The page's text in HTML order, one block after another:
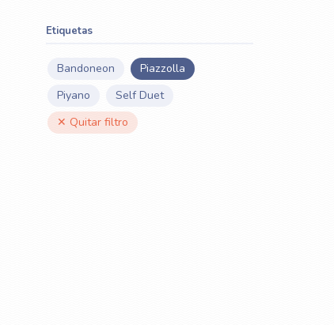
Etiquetas
Bandoneon
Piazzolla
Piyano
Self Duet
✕ Quitar filtro